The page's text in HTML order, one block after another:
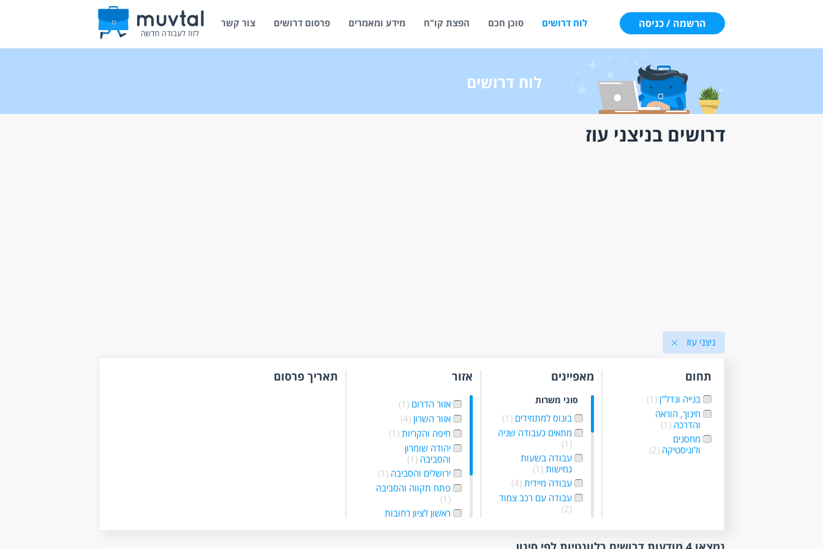
הרשמה / כניסה לוח דרושים סוכן חכם הפצת קו"ח מידע ומאמרים פרסום דרושים צור קשר
לוח דרושים
דרושים בניצני עוז
ניצני עוז
תחום
בנייה ונדל"ן (1)
חינוך, הוראה
והדרכה (1)
מחסנים
ולוגיסטיקה (2)
מאפיינים
סוגי משרות
בונוס למתמידים (1)
מתאים כעבודה שניה
(1)
עבודה בשעות
גמישות (1)
עבודה מיידית (4)
עבודה עם רכב צמוד
(2)
אזור
אזור הדרום (1)
אזור השרון (4)
חיפה והקריות (1)
יהודה שומרון
והסביבה (1)
ירושלים והסביבה (1)
פתח תקווה והסביבה
(1)
ראשון לציון רחובות
תאריך פרסום